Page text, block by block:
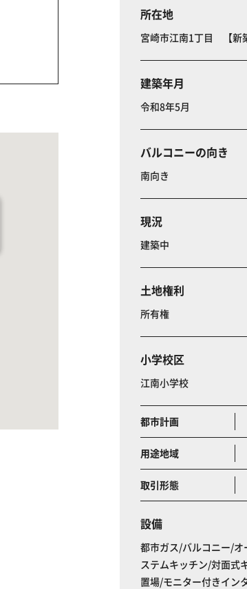
所在地
宮崎市江南1丁目 【新
建築年月
令和8年5月
バルコニーの向き
南向き
現況
建築中
土地権利
所有権
小学校区
江南小学校
都市計画
用途地域
取引形態
設備
都市ガス/バルコニー/
ステムキッチン/対面式
置場/モニター付きイン